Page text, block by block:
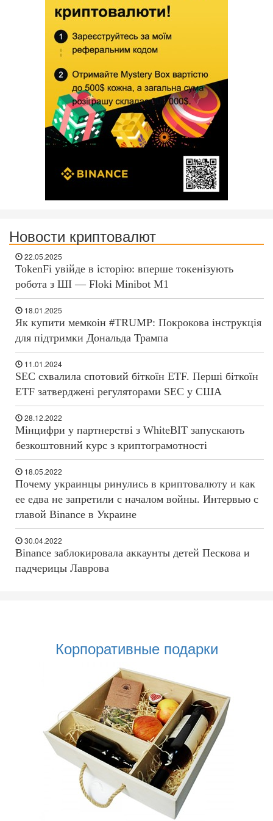
Новости криптовалют
22.05.2025
TokenFi увійде в історію: вперше токенізують
робота з ШІ — Floki Minibot M1
18.01.2025
Як купити мемкоін #TRUMP: Покрокова інструкція
для підтримки Дональда Трампа
11.01.2024
SEC схвалила спотовий біткоїн ETF. Перші біткоїн
ETF затверджені регуляторами SEC у США
28.12.2022
Мінцифри у партнерстві з WhiteBIT запускають
безкоштовний курс з криптограмотності
18.05.2022
Почему украинцы ринулись в криптовалюту и как
ее едва не запретили с началом войны. Интервью с
главой Binance в Украине
30.04.2022
Binance заблокировала аккаунты детей Пескова и
падчерицы Лаврова
Корпоративные подарки